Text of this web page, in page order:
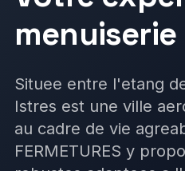
Fenêtres
Volets Battants
Blog
menuiserie
Situee entre l'etang
Istres est une ville
au cadre de vie
FERMETURES y